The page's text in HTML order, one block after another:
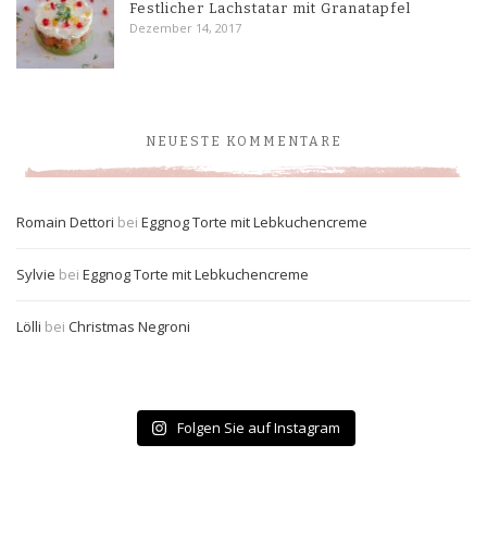
Festlicher Lachstatar mit Granatapfel
Dezember 14, 2017
NEUESTE KOMMENTARE
Romain Dettori bei Eggnog Torte mit Lebkuchencreme
Sylvie bei Eggnog Torte mit Lebkuchencreme
Lölli bei Christmas Negroni
Folgen Sie auf Instagram